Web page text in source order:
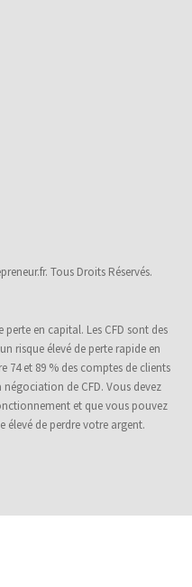
Tous Droits Réservés.
en capital. Les CFD sont des
risque élevé de perte rapide en
74 et 89 % des comptes de clients
de CFD. Vous devez
et que vous pouvez
élevé de perdre votre argent.